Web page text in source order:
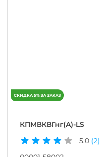
КПМВКВГнг(A)-LS
5.0 (2)